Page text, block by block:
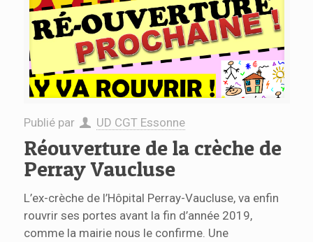
Publié par UD CGT Essonne
Réouverture de la crèche de
Perray Vaucluse
L’ex-crèche de l’Hôpital Perray-Vaucluse, va enfin
rouvrir ses portes avant la fin d’année 2019,
comme la mairie nous le confirme. Une